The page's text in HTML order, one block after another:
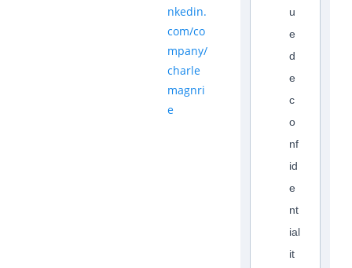
nkedin.
com/co
mpany/
charle
magnri
e
u
e
d
e
c
o
nf
id
e
nt
ial
it